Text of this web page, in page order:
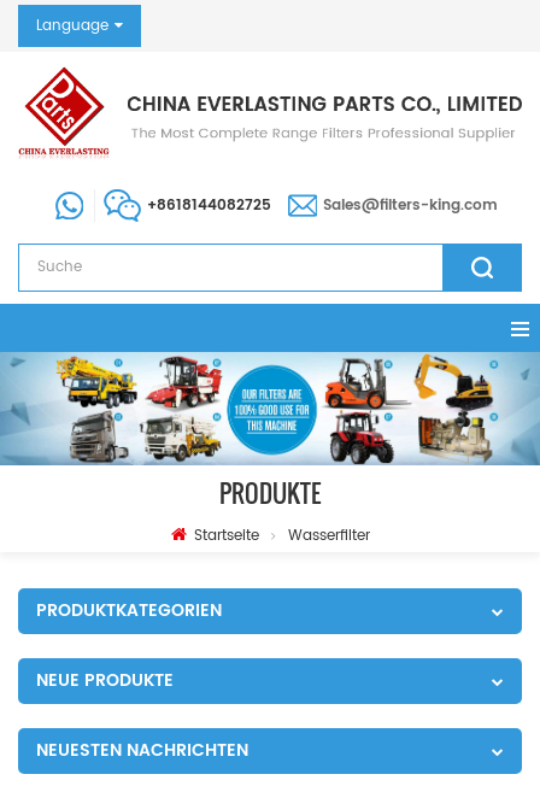
Language
+8618144082725 Sales@filters-king.com
PRODUKTE
Startseite Wasserfilter
PRODUKTKATEGORIEN
NEUE PRODUKTE
NEUESTEN NACHRICHTEN